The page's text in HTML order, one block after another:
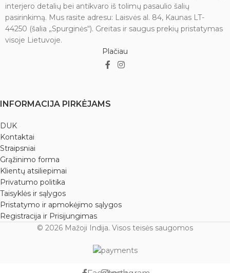
interjero detalių bei antikvaro iš tolimų pasaulio šalių
pasirinkimą. Mus rasite adresu: Laisvės al. 84, Kaunas LT-
44250 (šalia „Spurginės“). Greitas ir saugus prekių pristatymas
visoje Lietuvoje.
Plačiau
INFORMACIJA PIRKĖJAMS
DUK
Kontaktai
Straipsniai
Grąžinimo forma
Klientų atsiliepimai
Privatumo politika
Taisyklės ir sąlygos
Pristatymo ir apmokėjimo sąlygos
Registracija ir Prisijungimas
© 2026 Mažoji Indija. Visos teisės saugomos